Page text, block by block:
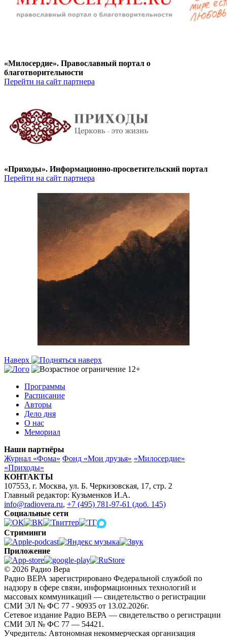
«Милосердие». Православный портал о
благотворительности
Перейти на сайт партнера
«Приходы». Информационно-просветительский портал
Перейти на сайт партнера
Наверх
Программы
Расписание
Авторы
Дело дня
О нас
Мемориал
Наши партнёры
Журнал «Фома» Фонд «Мои друзья» «Милосердие»
«Приходы»
КОНТАКТЫ
107553, г. Москва, ул. Б. Черкизовская, 17, стр. 2
Главный редактор: Кузьменков И.А.
info@radiovera.ru, +7 (495) 781-97-61 (доб. 145)
Социальные сети
Стриминги
Приложение
© 2026 Радио Вера
Радио ВЕРА зарегистрировано Федеральной службой по
надзору в сфере связи, информационных технологий и
массовых коммуникаций — свидетельство о регистрации
СМИ ЭЛ № ФС 77 - 90935 от 13.02.2026г.
Сетевое издание Радио ВЕРА — свидетельство о регистрации
СМИ ЭЛ № ФС 77 — 54421.
Учредитель: Автономная некоммерческая организация